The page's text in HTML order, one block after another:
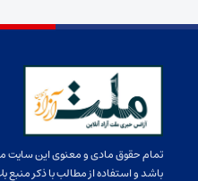
تمام حقوق مادی و معنوی این سایت
باشد و استفاده از مطالب با ذکر منبع